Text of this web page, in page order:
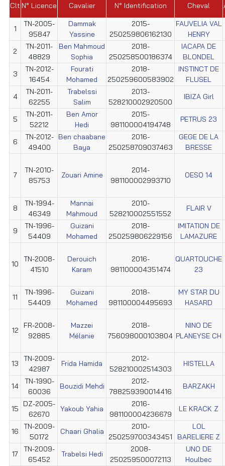
Clt N° Licence Cavalier N° Identification Cheval
1
TN-2005-
95847
Dammak
Yassine
2015-
250259806162130
FAUVELIA VAL
HENRY
2
TN-2011-
48829
Ben Mahmoud
Sophia
2018-
250258500186374
IACAPA DE
BLONDEL
3
TN-2012-
16454
Fourati
Mohamed
2018-
250259600583902
INSTINCT DE
FLUSEL
4
TN-2011-
62255
Trabelssi
Salim
2013-
528210002920500
IBIZA Girl
5
TN-2011-
52212
Ben Amor
Hedi
2015-
981100004194748
PETRUS 23
6
TN-2012-
49400
Ben chaabane
Baya
2016-
250258709037463
GEGE DE LA
BRESSE
7
TN-2010-
85753
Zouari Amine
2014-
981100002993710
OESO 14
8
TN-1994-
46349
Mannai
Mahmoud
2010-
528210002551552
FLAIR V
9
TN-1996-
54409
Guizani
Mohamed
2018-
250259806229156
IMITATION DE
LAMAZURE
10
TN-2008-
41510
Derouich
Karam
2016-
981100004351474
QUARTOUCHE
23
11
TN-1996-
54409
Guizani
Mohamed
2018-
981100004495693
MY STAR DU
HASARD
12
FR-2008-
92885
Mazzei
Mélanie
2018-
756098000103804
NINO DE
PLANEYSE CH
13
TN-2009-
42987
Frida Hamida
2012-
528210002514303
HISTELLA
14
TN-1990-
60036
Bouzidi Mehdi
2012-
788259390014416
BARZAKH
15
DZ-2005-
62670
Yakoub Yahia
2016-
981100004236679
LE KRACK Z
16
TN-2009-
50172
Chaari Ghalia
2010-
250259700343451
LOL
BARELIERE Z
17
TN-2009-
65452
Trabelsi Hedi
2008-
250259500072113
UNO DE
Houlbec